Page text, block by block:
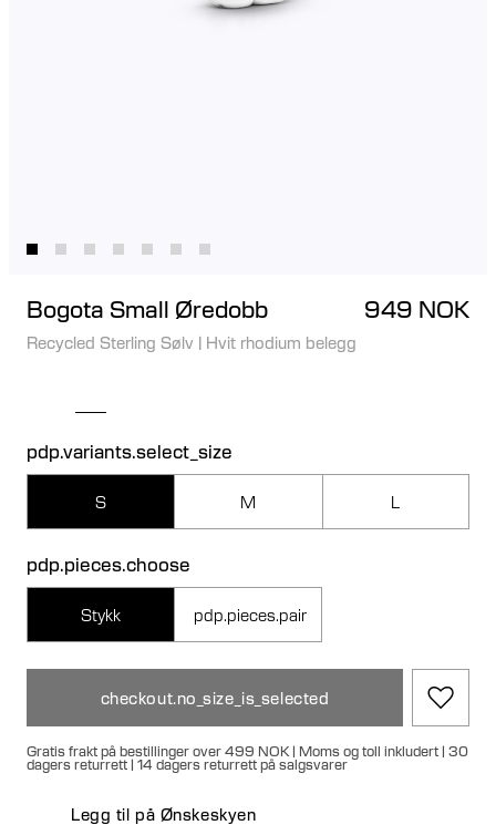
Bogota Small Øredobb 949 NOK
Recycled Sterling Sølv | Hvit rhodium belegg
pdp.variants.select_size
S M L
pdp.pieces.choose
Stykk pdp.pieces.pair
checkout.no_size_is_selected
Gratis frakt på bestillinger over 499 NOK | Moms og toll inkludert | 30
dagers returrett | 14 dagers returrett på salgsvarer
Legg til på Ønskeskyen